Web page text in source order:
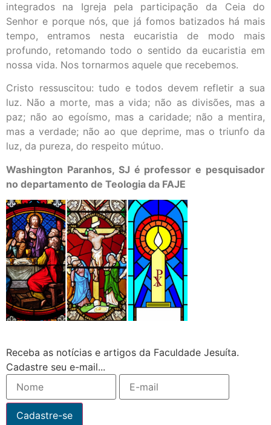
integrados na Igreja pela participação da Ceia do
Senhor e porque nós, que já fomos batizados há mais
tempo, entramos nesta eucaristia de modo mais
profundo, retomando todo o sentido da eucaristia em
nossa vida. Nos tornarmos aquele que recebemos.
Cristo ressuscitou: tudo e todos devem refletir a sua
luz. Não a morte, mas a vida; não as divisões, mas a
paz; não ao egoísmo, mas a caridade; não a mentira,
mas a verdade; não ao que deprime, mas o triunfo da
luz, da pureza, do respeito mútuo.
Washington Paranhos, SJ é professor e pesquisador
no departamento de Teologia da FAJE
Receba as notícias e artigos da Faculdade Jesuíta.
Cadastre seu e-mail...